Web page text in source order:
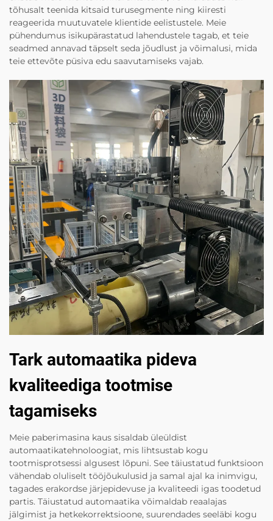
tõhusalt teenida kitsaid turusegmente ning kiiresti
reageerida muutuvatele klientide eelistustele. Meie
pühendumus isikupärastatud lahendustele tagab, et teie
seadmed annavad täpselt seda jõudlust ja võimalusi, mida
teie ettevõte püsiva edu saavutamiseks vajab.
Tark automaatika pideva
kvaliteediga tootmise
tagamiseks
Meie paberimasina kaus sisaldab üleüldist
automaatikatehnoloogiat, mis lihtsustab kogu
tootmisprotsessi algusest lõpuni. See täiustatud funktsioon
vähendab oluliselt tööjõukulusid ja samal ajal ka inimvigu,
tagades erakordse järjepidevuse ja kvaliteedi igas toodetud
partis. Täiustatud automaatika võimaldab reaalajas
jälgimist ja hetkekorrektsioone, suurendades seeläbi kogu